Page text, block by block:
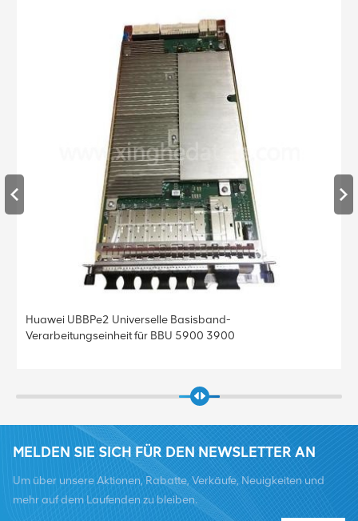
Huawei UBBPe4 Universelle Basisband-
Verarbeitungseinheit für BBU 5900 3900
MELDEN SIE SICH FÜR DEN NEWSLETTER AN
Um über unsere Aktionen, Rabatte, Verkäufe, Neuigkeiten und
mehr auf dem Laufenden zu bleiben.